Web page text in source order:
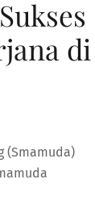
di
(Smamuda)